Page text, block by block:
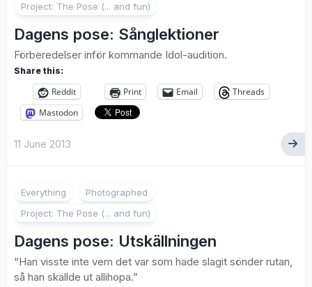
Project: The Pose (... and fun)
Dagens pose: Sånglektioner
Förberedelser inför kommande Idol-audition.
Share this:
Reddit Print Email
Threads
Mastodon
11 June 2013
Everything
Photographed
Project: The Pose (... and fun)
Dagens pose: Utskällningen
“Han visste inte vem det var som hade slagit sönder rutan,
så han skällde ut allihopa.”